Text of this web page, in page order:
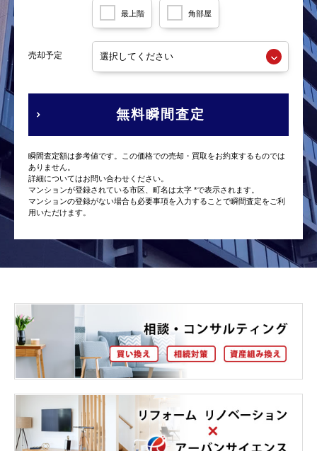
最上階 角部屋
売却予定
無料瞬間査定
瞬間査定額は参考値です。この価格での売却・買取をお約束するものでは
ありません。
詳細についてはお問い合わせください。
マンションが登録されている市区、町名は太字 *で表示されます。
マンションの登録がない場合も必要事項を入力することで瞬間査定をご利
用いただけます。